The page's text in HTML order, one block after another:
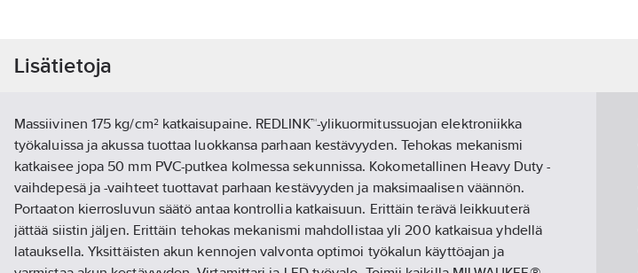
Lisätietoja
Massiivinen 175 kg/cm² katkaisupaine. REDLINK™-ylikuormitussuojan elektroniikka
työkaluissa ja akussa tuottaa luokkansa parhaan kestävyyden. Tehokas mekanismi
katkaisee jopa 50 mm PVC-putkea kolmessa sekunnissa. Kokometallinen Heavy Duty -
vaihdepesä ja -vaihteet tuottavat parhaan kestävyyden ja maksimaalisen väännön.
Portaaton kierrosluvun säätö antaa kontrollia katkaisuun. Erittäin terävä leikkuuterä
jättää siistin jäljen. Erittäin tehokas mekanismi mahdollistaa yli 200 katkaisua yhdellä
latauksella. Yksittäisten akun kennojen valvonta optimoi työkalun käyttöajan ja